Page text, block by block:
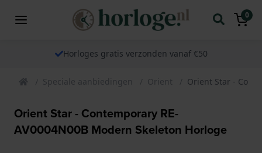
0
Horloges gratis verzonden vanaf €50
Speciale aanbiedingen Orient Orient Star -
Orient Star - Contemporary RE-
AV0004N00B Modern Skeleton Horloge